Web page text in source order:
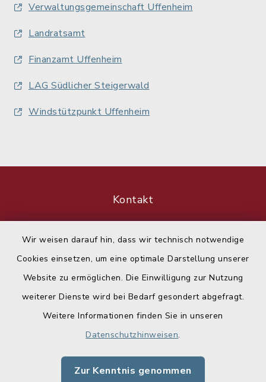
Wir weisen darauf hin, dass wir technisch notwendige
Cookies einsetzen, um eine optimale Darstellung unserer
Website zu ermöglichen. Die Einwilligung zur Nutzung
weiterer Dienste wird bei Bedarf gesondert abgefragt.
Weitere Informationen finden Sie in unseren
Datenschutzhinweisen.
Zur Kenntnis genommen
Verwaltungsgemeinschaft Uffenheim
Landratsamt
Finanzamt Uffenheim
LAG Südlicher Steigerwald
Windstützpunkt Uffenheim
Kontakt
Datenschutz
Impressum
Sitemap
Cookie-Einstellungen